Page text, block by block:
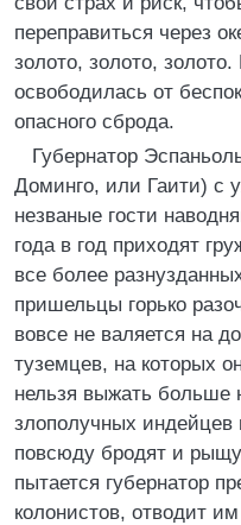
переправиться через
золото, золото,
освободилась от
опасного сброда.
Губернатор
Доминго, или Гаити) с
незваные гости
года в год приходят
все более
пришельцы горько
вовсе не валяется на
туземцев, на которых
нельзя выжать больше
злополучных индейцев
повсюду бродят и
пытается губернатор
колонистов, отводит